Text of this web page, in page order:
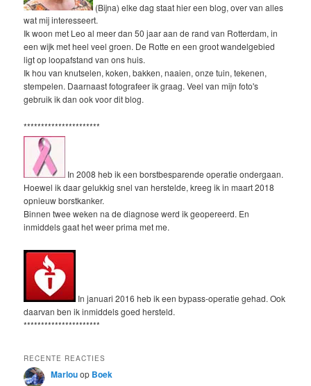
(Bijna) elke dag staat hier een blog, over van alles
wat mij interesseert.
Ik woon met Leo al meer dan 50 jaar aan de rand van Rotterdam, in
een wijk met heel veel groen. De Rotte en een groot wandelgebied
ligt op loopafstand van ons huis.
Ik hou van knutselen, koken, bakken, naaien, onze tuin, tekenen,
stempelen. Daarnaast fotografeer ik graag. Veel van mijn foto's
gebruik ik dan ook voor dit blog.
**********************
In 2008 heb ik een borstbesparende operatie ondergaan.
Hoewel ik daar gelukkig snel van herstelde, kreeg ik in maart 2018
opnieuw borstkanker.
Binnen twee weken na de diagnose werd ik geopereerd. En
inmiddels gaat het weer prima met me.
In januari 2016 heb ik een bypass-operatie gehad. Ook
daarvan ben ik inmiddels goed hersteld.
**********************
RECENTE REACTIES
Marlouop Boek